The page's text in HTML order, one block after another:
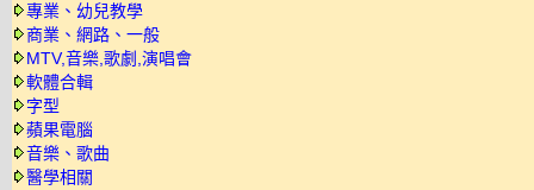
專業、幼兒教學
商業、網路、一般
MTV,音樂,歌劇,演唱會
軟體合輯
字型
蘋果電腦
音樂、歌曲
醫學相關